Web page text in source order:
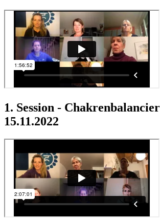
1. Session -
15.11.2022